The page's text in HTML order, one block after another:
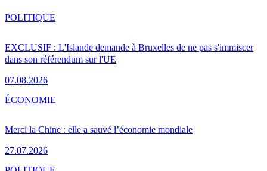
EXCLUSIF : L'Islande demande à Bruxelles de ne pas s'immiscer
dans son référendum sur l'UE
07.08.2026
POLITIQUE
Merci la Chine : elle a sauvé l’économie mondiale
27.07.2026
ÉCONOMIE